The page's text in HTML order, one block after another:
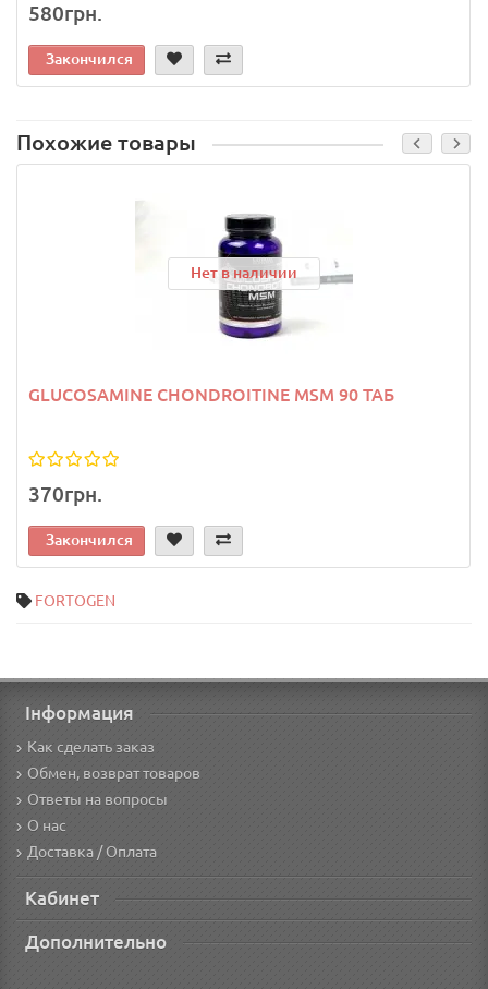
580грн.
Закончился
Похожие товары
Нет в наличии
GLUCOSAMINE CHONDROITINE MSM 90 ТАБ
370грн.
Закончился
FORTOGEN
Інформация
Как сделать заказ
Обмен, возврат товаров
Ответы на вопросы
О нас
Доставка / Оплата
Кабинет
Дополнительно